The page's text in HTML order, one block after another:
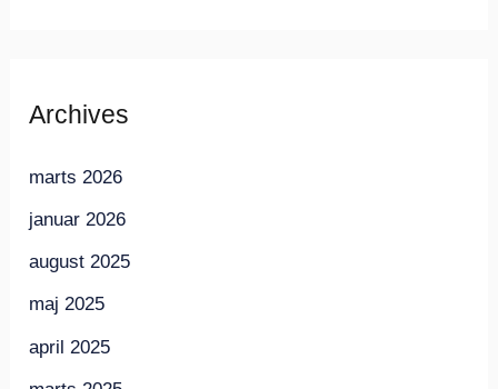
Archives
marts 2026
januar 2026
august 2025
maj 2025
april 2025